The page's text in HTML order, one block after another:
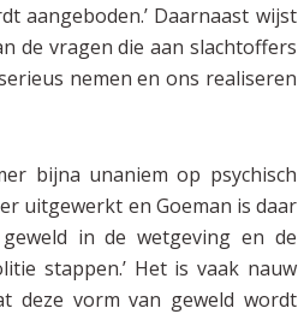
aangeboden.’ Daarnaast wijst
de vragen die aan slachtoffers
nemen en ons realiseren
bijna unaniem op psychisch
uitgewerkt en Goeman is daar
in de wetgeving en de
stappen.’ Het is vaak nauw
deze vorm van geweld wordt